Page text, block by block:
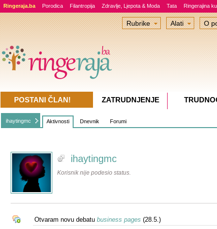
Ringeraja.ba Porodica Filantropija Zdravlje, Ljepota & Moda Tata Ringerajina
ihaytingmc Aktivnosti Dnevnik Forumi
ihaytingmc
Korisnik nije podesio status.
Otvaram novu debatu business pages (28.5.)
Rubrike Alati O
POSTANI ČLAN! ZATRUDNJENJE